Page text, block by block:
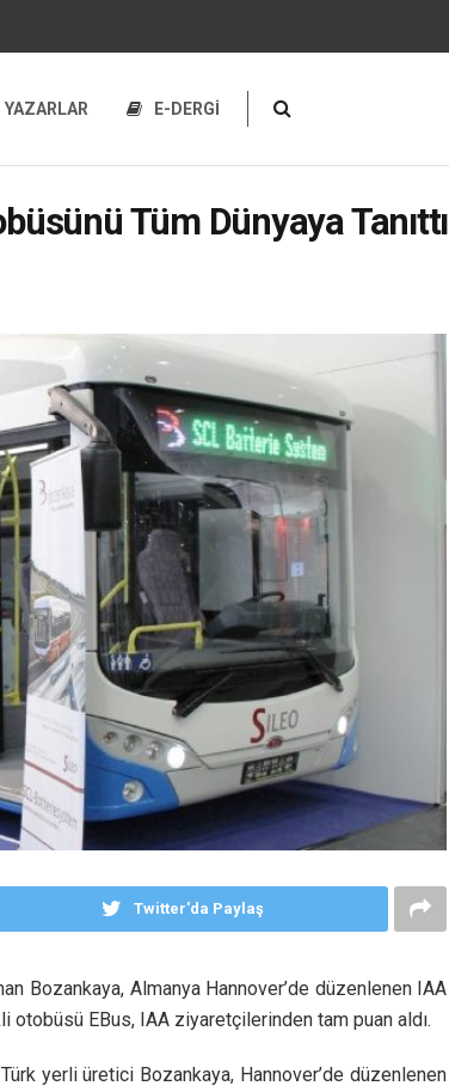
YAZARLAR E-DERGİ
Tüm Dünyaya Tanıttı
Twitter'da Paylaş
Bozankaya, Almanya Hannover’de düzenlenen IAA
otobüsü EBus, IAA ziyaretçilerinden tam puan aldı.
yerli üretici Bozankaya, Hannover’de düzenlenen